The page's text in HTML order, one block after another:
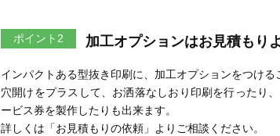
ポイント2 加工オプションはお見積もり
インパクトある型抜き印刷に、加工オプションをつける
穴開けをプラスして、お洒落なしおり印刷を行ったり
ービス券を製作したりも出来ます。
詳しくは「お見積もりの依頼」よりご相談ください。